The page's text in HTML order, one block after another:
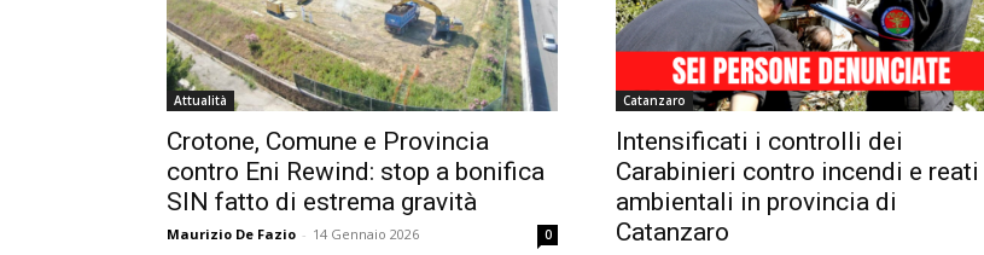
Attualità
Crotone, Comune e Provincia
contro Eni Rewind: stop a bonifica
SIN fatto di estrema gravità
Maurizio De Fazio - 14 Gennaio 2026 0
Catanzaro
Intensificati i controlli dei
Carabinieri contro incendi e reati
ambientali in provincia di
Catanzaro